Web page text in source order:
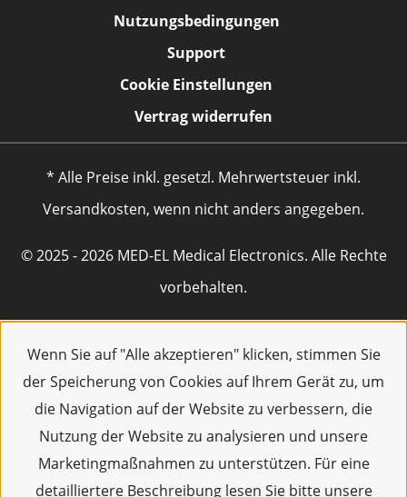
Wenn Sie auf "Alle akzeptieren" klicken, stimmen Sie
der Speicherung von Cookies auf Ihrem Gerät zu, um
die Navigation auf der Website zu verbessern, die
Nutzung der Website zu analysieren und unsere
Marketingmaßnahmen zu unterstützen. Für eine
detailliertere Beschreibung lesen Sie bitte unsere
Nutzungsbedingungen
Support
Cookie Einstellungen
Vertrag widerrufen
* Alle Preise inkl. gesetzl. Mehrwertsteuer inkl.
Versandkosten, wenn nicht anders angegeben.
© 2025 - 2026 MED-EL Medical Electronics. Alle Rechte
vorbehalten.